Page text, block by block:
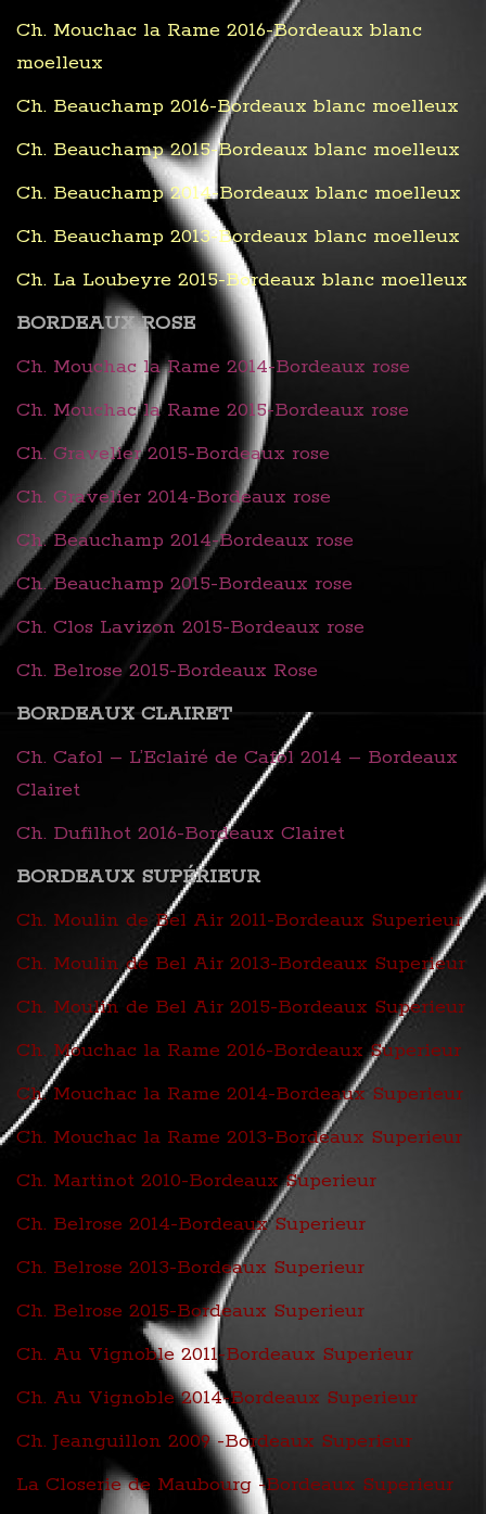
Ch. Mouchac la Rame 2016-Bordeaux blanc
moelleux
Ch. Beauchamp 2016-Bordeaux blanc moelleux
Ch. Beauchamp 2015-Bordeaux blanc moelleux
Ch. Beauchamp 2014-Bordeaux blanc moelleux
Ch. Beauchamp 2013-Bordeaux blanc moelleux
Ch. La Loubeyre 2015-Bordeaux blanc moelleux
BORDEAUX ROSE
Ch. Mouchac la Rame 2014-Bordeaux rose
Ch. Mouchac la Rame 2015-Bordeaux rose
Ch. Gravelier 2015-Bordeaux rose
Ch. Gravelier 2014-Bordeaux rose
Ch. Beauchamp 2014-Bordeaux rose
Ch. Beauchamp 2015-Bordeaux rose
Ch. Clos Lavizon 2015-Bordeaux rose
Ch. Belrose 2015-Bordeaux Rose
BORDEAUX CLAIRET
Ch. Cafol – L’Eclairé de Cafol 2014 – Bordeaux
Clairet
Ch. Dufilhot 2016-Bordeaux Clairet
BORDEAUX SUPÉRIEUR
Ch. Moulin de Bel Air 2011-Bordeaux Superieur
Ch. Moulin de Bel Air 2013-Bordeaux Superieur
Ch. Moulin de Bel Air 2015-Bordeaux Superieur
Ch. Mouchac la Rame 2016-Bordeaux Superieur
Ch. Mouchac la Rame 2014-Bordeaux Superieur
Ch. Mouchac la Rame 2013-Bordeaux Superieur
Ch. Martinot 2010-Bordeaux Superieur
Ch. Belrose 2014-Bordeaux Superieur
Ch. Belrose 2013-Bordeaux Superieur
Ch. Belrose 2015-Bordeaux Superieur
Ch. Au Vignoble 2011-Bordeaux Superieur
Ch. Au Vignoble 2014-Bordeaux Superieur
Ch. Jeanguillon 2009 -Bordeaux Superieur
La Closerie de Maubourg -Bordeaux Superieur